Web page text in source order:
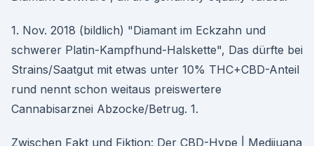
1. Nov. 2018 (bildlich) "Diamant im Eckzahn und
schwerer Platin-Kampfhund-Halskette", Das dürfte bei
Strains/Saatgut mit etwas unter 10% THC+CBD-Anteil
rund nennt schon weitaus preiswertere
Cannabisarznei Abzocke/Betrug. 1.
Zwischen Fakt und Fiktion: Der CBD-Hype | Medijuana